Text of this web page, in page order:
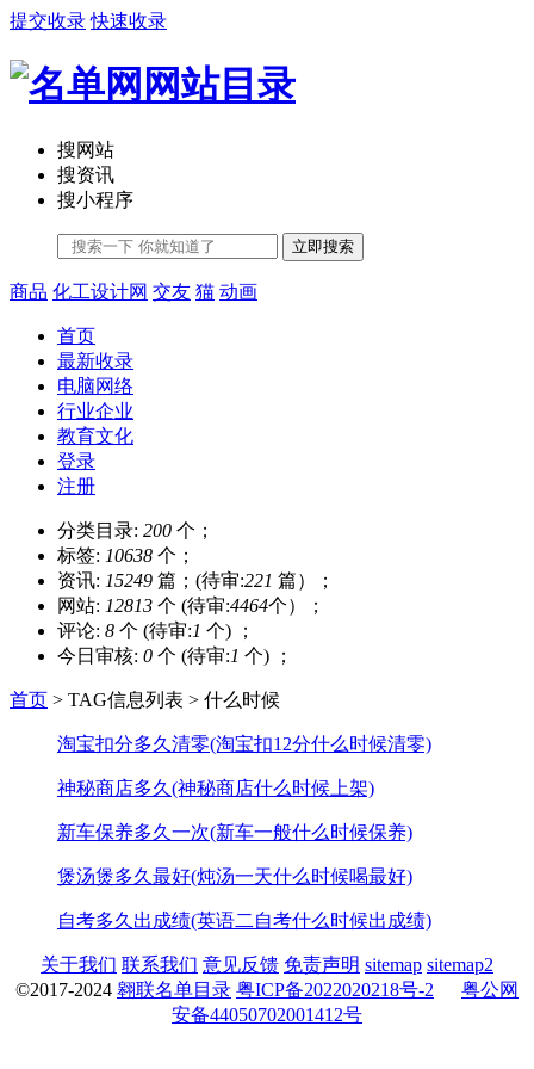
提交收录 快速收录
搜网站
搜资讯
搜小程序
立即搜索
商品 化工设计网 交友 猫 动画
首页
最新收录
电脑网络
行业企业
教育文化
登录
注册
分类目录: 200 个；
标签: 10638 个；
资讯: 15249 篇；(待审:221 篇）；
网站: 12813 个 (待审:4464个）；
评论: 8 个 (待审:1 个) ；
今日审核: 0 个 (待审:1 个) ；
首页 > TAG信息列表 > 什么时候
淘宝扣分多久清零(淘宝扣12分什么时候清零)
神秘商店多久(神秘商店什么时候上架)
新车保养多久一次(新车一般什么时候保养)
煲汤煲多久最好(炖汤一天什么时候喝最好)
自考多久出成绩(英语二自考什么时候出成绩)
关于我们 联系我们 意见反馈 免责声明 sitemap sitemap2
©2017-2024 翱联名单目录 粤ICP备2022020218号-2
粤公网
安备44050702001412号